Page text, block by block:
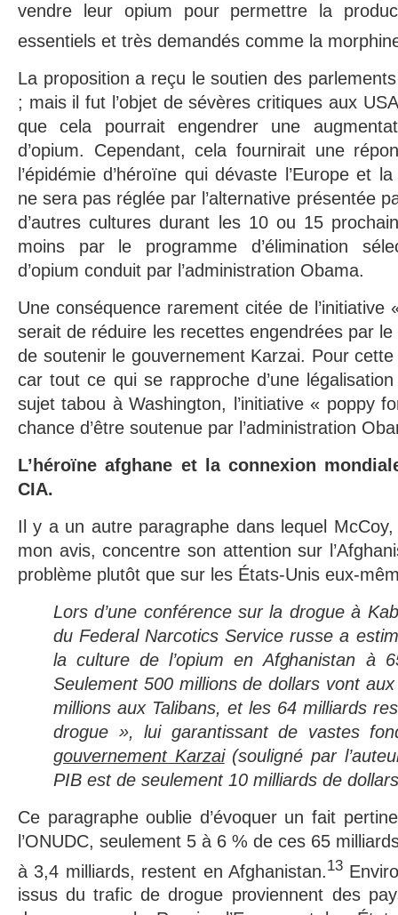
vendre leur opium pour permettre la
essentiels et très demandés comme la
La proposition a reçu le soutien des
; mais il fut l’objet de sévères critiques aux
que cela pourrait engendrer une
d’opium. Cependant, cela fournirait une
l’épidémie d’héroïne qui dévaste l’Europe et
ne sera pas réglée par l’alternative présentée
d’autres cultures durant les 10 ou 15
moins par le programme d’élimination
d’opium conduit par l’administration Obama.
Une conséquence rarement citée de l’initiative
serait de réduire les recettes engendrées par
de soutenir le gouvernement Karzai. Pour
car tout ce qui se rapproche d’une
sujet tabou à Washington, l’initiative « poppy
chance d’être soutenue par l’administration
L’héroïne afghane et la connexion
CIA.
Il y a un autre paragraphe dans lequel
mon avis, concentre son attention sur
problème plutôt que sur les États-Unis eux-
Lors d’une conférence sur la drogue à
du Federal Narcotics Service russe a
la culture de l’opium en Afghanistan à
Seulement 500 millions de dollars vont
millions aux Talibans, et les 64 milliards
drogue », lui garantissant de vastes
gouvernement Karzai(souligné par
PIB est de seulement 10 milliards de
Ce paragraphe oublie d’évoquer un fait
l’ONUDC, seulement 5 à 6 % de ces 65
à 3,4 milliards, restent en Afghanistan. 13
issus du trafic de drogue proviennent des